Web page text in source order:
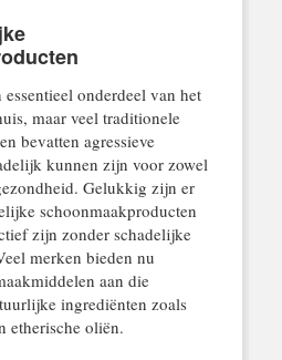
onderdeel van het
maar veel traditionele
bevatten agressieve
kunnen zijn voor zowel
Gelukkig zijn er
schoonmaakproducten
zijn zonder schadelijke
merken bieden nu
aan die
ingrediënten zoals
etherische oliën.